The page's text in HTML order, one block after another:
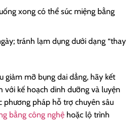
xong có thể súc miệng bằng
tránh lạm dụng dưới dạng “thay
giảm mỡ bụng dai dẳng, hãy kết
với kế hoạch dinh dưỡng và luyện
phương pháp hỗ trợ chuyên sâu
bằng công nghệ hoặc lộ trình